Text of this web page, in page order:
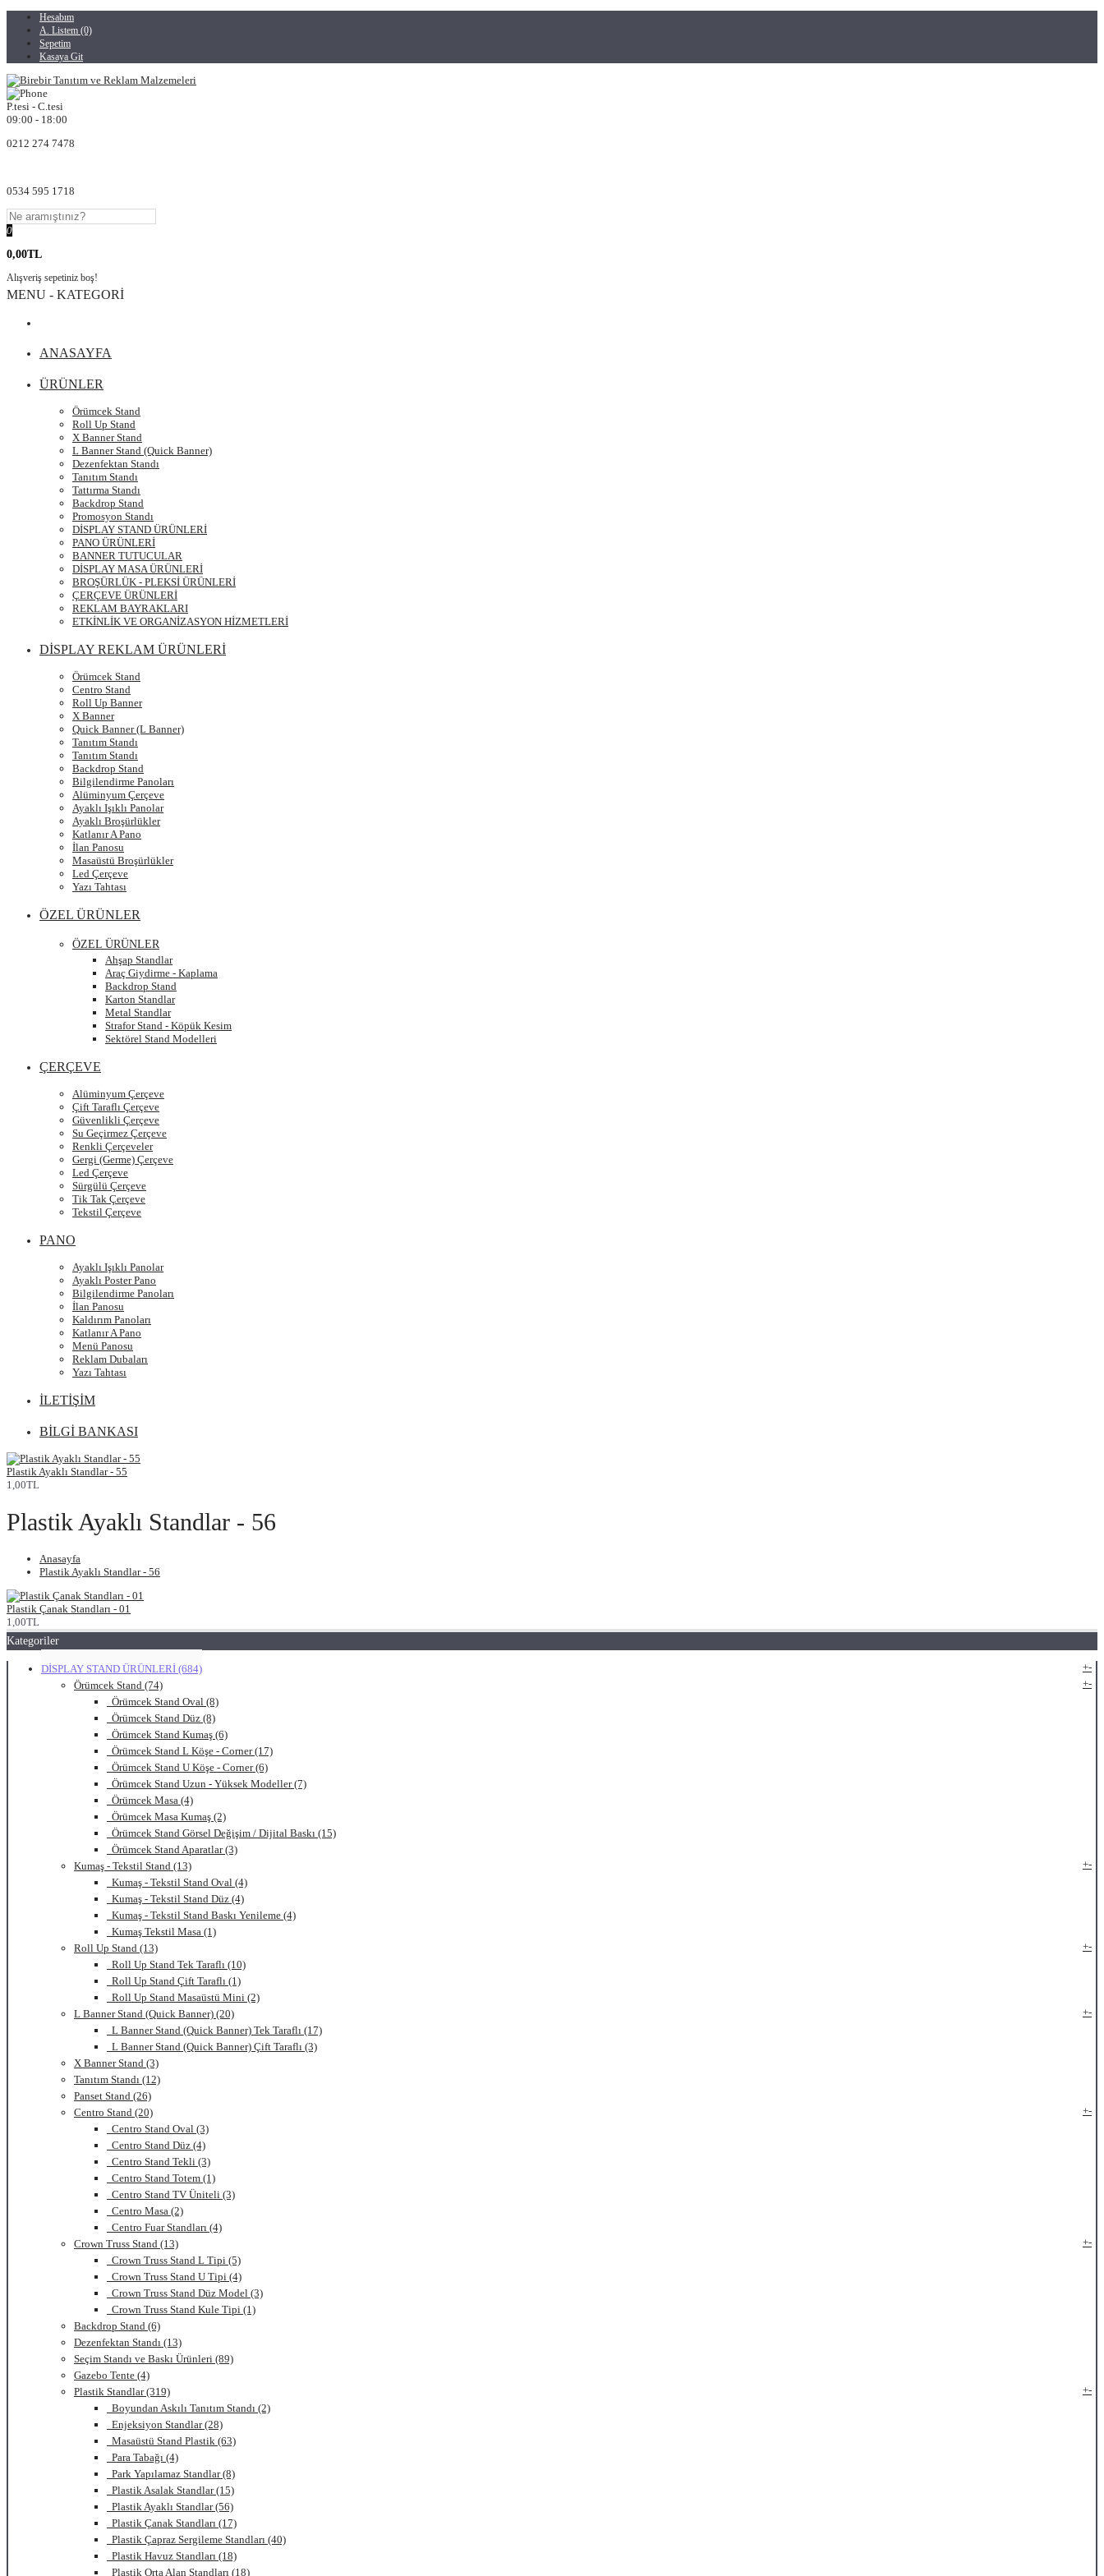
Hesabım
A. Listem (0)
Sepetim
Kasaya Git
P.tesi - C.tesi
09:00 - 18:00
0212 274 7478
0534 595 1718
0
0,00TL
Alışveriş sepetiniz boş!
MENU - KATEGORİ
ANASAYFA
ÜRÜNLER
Örümcek Stand
Roll Up Stand
X Banner Stand
L Banner Stand (Quick Banner)
Dezenfektan Standı
Tanıtım Standı
Tattırma Standı
Backdrop Stand
Promosyon Standı
DİSPLAY STAND ÜRÜNLERİ
PANO ÜRÜNLERİ
BANNER TUTUCULAR
DİSPLAY MASA ÜRÜNLERİ
BROŞÜRLÜK - PLEKSİ ÜRÜNLERİ
ÇERÇEVE ÜRÜNLERİ
REKLAM BAYRAKLARI
ETKİNLİK VE ORGANİZASYON HİZMETLERİ
DİSPLAY REKLAM ÜRÜNLERİ
Örümcek Stand
Centro Stand
Roll Up Banner
X Banner
Quick Banner (L Banner)
Tanıtım Standı
Tanıtım Standı
Backdrop Stand
Bilgilendirme Panoları
Alüminyum Çerçeve
Ayaklı Işıklı Panolar
Ayaklı Broşürlükler
Katlanır A Pano
İlan Panosu
Masaüstü Broşürlükler
Led Çerçeve
Yazı Tahtası
ÖZEL ÜRÜNLER
ÖZEL ÜRÜNLER
Ahşap Standlar
Araç Giydirme - Kaplama
Backdrop Stand
Karton Standlar
Metal Standlar
Strafor Stand - Köpük Kesim
Sektörel Stand Modelleri
ÇERÇEVE
Alüminyum Çerçeve
Çift Taraflı Çerçeve
Güvenlikli Çerçeve
Su Geçirmez Çerçeve
Renkli Çerçeveler
Gergi (Germe) Çerçeve
Led Çerçeve
Sürgülü Çerçeve
Tik Tak Çerçeve
Tekstil Çerçeve
PANO
Ayaklı Işıklı Panolar
Ayaklı Poster Pano
Bilgilendirme Panoları
İlan Panosu
Kaldırım Panoları
Katlanır A Pano
Menü Panosu
Reklam Dubaları
Yazı Tahtası
İLETİŞİM
BİLGİ BANKASI
Plastik Ayaklı Standlar - 55
1,00TL
Plastik Ayaklı Standlar - 56
Anasayfa
Plastik Ayaklı Standlar - 56
Plastik Çanak Standları - 01
1,00TL
Kategoriler
DİSPLAY STAND ÜRÜNLERİ (684) +-
Örümcek Stand (74)
+-
Örümcek Stand Oval (8)
Örümcek Stand Düz (8)
Örümcek Stand Kumaş (6)
Örümcek Stand L Köşe - Corner (17)
Örümcek Stand U Köşe - Corner (6)
Örümcek Stand Uzun - Yüksek Modeller (7)
Örümcek Masa (4)
Örümcek Masa Kumaş (2)
Örümcek Stand Görsel Değişim / Dijital Baskı (15)
Örümcek Stand Aparatlar (3)
Kumaş - Tekstil Stand (13)
+-
Kumaş - Tekstil Stand Oval (4)
Kumaş - Tekstil Stand Düz (4)
Kumaş - Tekstil Stand Baskı Yenileme (4)
Kumaş Tekstil Masa (1)
Roll Up Stand (13)
+-
Roll Up Stand Tek Taraflı (10)
Roll Up Stand Çift Taraflı (1)
Roll Up Stand Masaüstü Mini (2)
L Banner Stand (Quick Banner) (20)
+-
L Banner Stand (Quick Banner) Tek Taraflı (17)
L Banner Stand (Quick Banner) Çift Taraflı (3)
X Banner Stand (3)
Tanıtım Standı (12)
Panset Stand (26)
Centro Stand (20)
+-
Centro Stand Oval (3)
Centro Stand Düz (4)
Centro Stand Tekli (3)
Centro Stand Totem (1)
Centro Stand TV Üniteli (3)
Centro Masa (2)
Centro Fuar Standları (4)
Crown Truss Stand (13)
+-
Crown Truss Stand L Tipi (5)
Crown Truss Stand U Tipi (4)
Crown Truss Stand Düz Model (3)
Crown Truss Stand Kule Tipi (1)
Backdrop Stand (6)
Dezenfektan Standı (13)
Seçim Standı ve Baskı Ürünleri (89)
Gazebo Tente (4)
Plastik Standlar (319)
+-
Boyundan Askılı Tanıtım Standı (2)
Enjeksiyon Standlar (28)
Masaüstü Stand Plastik (63)
Para Tabağı (4)
Park Yapılamaz Standlar (8)
Plastik Asalak Standlar (15)
Plastik Ayaklı Standlar (56)
Plastik Çanak Standları (17)
Plastik Çapraz Sergileme Standları (40)
Plastik Havuz Standları (18)
Plastik Orta Alan Standları (18)